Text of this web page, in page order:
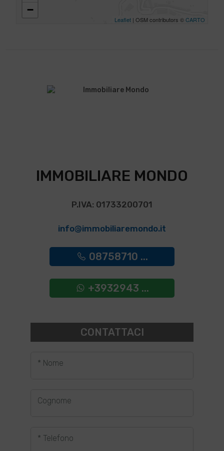
−
Leaflet| OSM contributors ©CARTO
IMMOBILIARE MONDO
P.IVA: 01733200701
info@immobiliaremondo.it
08758710 ...
+3932943 ...
CONTATTACI
* Nome
Cognome
* Telefono